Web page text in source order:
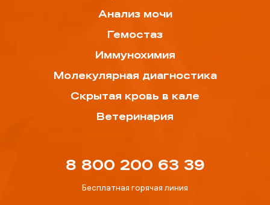
Анализ мочи
Гемостаз
Иммунохимия
Молекулярная диагностика
Скрытая кровь в кале
Ветеринария
8 800 200 63 39
Бесплатная горячая линия